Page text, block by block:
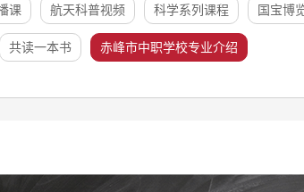
课 航天科普视频 科学系列课程 国宝博
共读一本书 赤峰市中职学校专业介绍